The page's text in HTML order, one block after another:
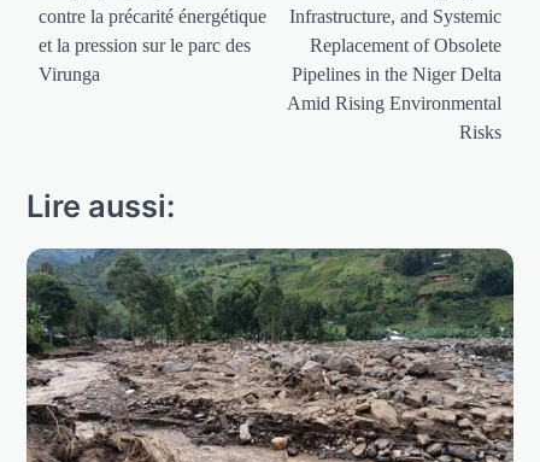
contre la précarité énergétique
et la pression sur le parc des
Virunga
Infrastructure, and Systemic
Replacement of Obsolete
Pipelines in the Niger Delta
Amid Rising Environmental
Risks
Lire aussi: